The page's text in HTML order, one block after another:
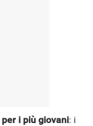
per i più giovani: i